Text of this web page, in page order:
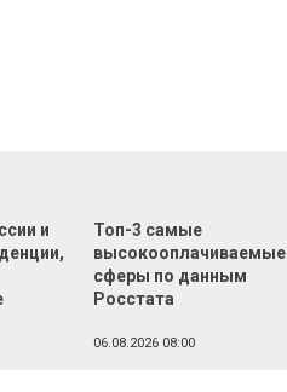
и
Топ-3 самые
высокооплачиваемые
сферы по данным
Росстата
06.08.2026 08:00